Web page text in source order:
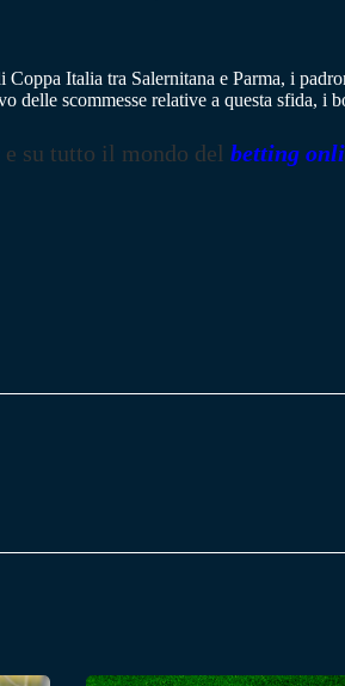
Coppa Italia tra Salernitana e Parma, i
delle scommesse relative a questa sfida,
e su tutto il mondo del betting